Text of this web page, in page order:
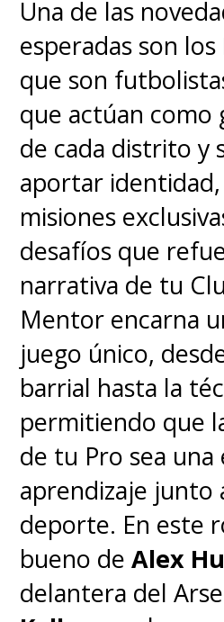
Una de las
esperadas son los
que son
que actúan como
de cada distrito y
aportar
misiones
desafíos que
narrativa de tu
Mentor encarna
juego único,
barrial hasta la
permitiendo que
de tu Pro sea
aprendizaje junto
deporte. En este
bueno deAlex
delantera del